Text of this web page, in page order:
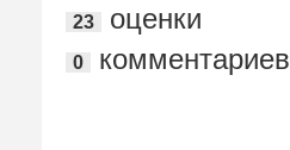
23
оценки
0 комментариев